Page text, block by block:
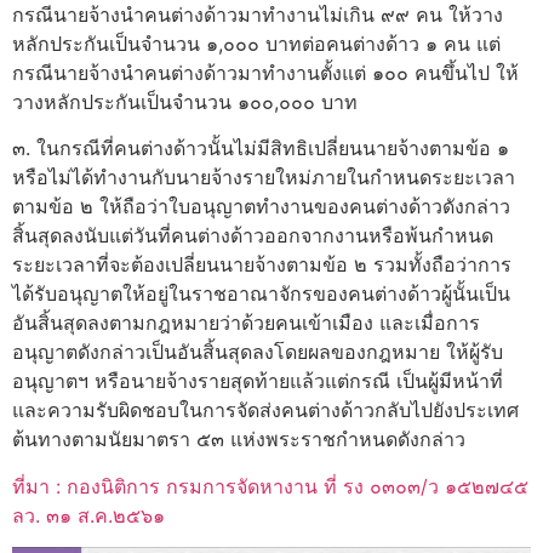
กรณีนายจ้างนำคนต่างด้าวมาทำงานไม่เกิน ๙๙ คน ให้วาง
หลักประกันเป็นจำนวน ๑,๐๐๐ บาทต่อคนต่างด้าว ๑ คน แต่
กรณีนายจ้างนำคนต่างด้าวมาทำงานตั้งแต่ ๑๐๐ คนขึ้นไป ให้
วางหลักประกันเป็นจำนวน ๑๐๐,๐๐๐ บาท
๓. ในกรณีที่คนต่างด้าวนั้นไม่มีสิทธิเปลี่ยนนายจ้างตามข้อ ๑
หรือไม่ได้ทำงานกับนายจ้างรายใหม่ภายในกำหนดระยะเวลา
ตามข้อ ๒ ให้ถือว่าใบอนุญาตทำงานของคนต่างด้าวดังกล่าว
สิ้นสุดลงนับแต่วันที่คนต่างด้าวออกจากงานหรือพ้นกำหนด
ระยะเวลาที่จะต้องเปลี่ยนนายจ้างตามข้อ ๒ รวมทั้งถือว่าการ
ได้รับอนุญาตให้อยู่ในราชอาณาจักรของคนต่างด้าวผู้นั้นเป็น
อันสิ้นสุดลงตามกฎหมายว่าด้วยคนเข้าเมือง และเมื่อการ
อนุญาตดังกล่าวเป็นอันสิ้นสุดลงโดยผลของกฎหมาย ให้ผู้รับ
อนุญาตฯ หรือนายจ้างรายสุดท้ายแล้วแต่กรณี เป็นผู้มีหน้าที่
และความรับผิดชอบในการจัดส่งคนต่างด้าวกลับไปยังประเทศ
ต้นทางตามนัยมาตรา ๕๓ แห่งพระราชกำหนดดังกล่าว
ที่มา : กองนิติการ กรมการจัดหางาน ที่ รง ๐๓๐๓/ว ๑๕๒๗๔๕
ลว. ๓๑ ส.ค.๒๕๖๑